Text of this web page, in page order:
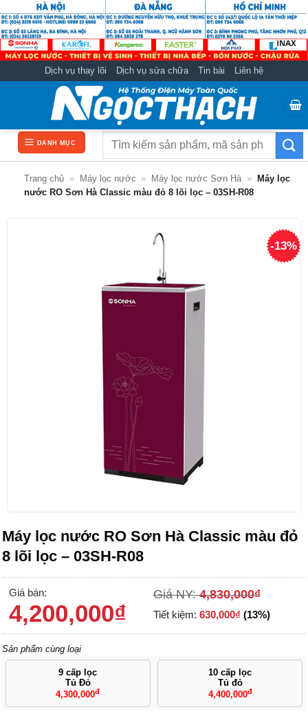
qua
nội
dung
Dịch vụ thay lõi Dịch vụ sửa chữa Tin bài Liên hệ
DANH MỤC
Tìm
Trang chủ » Máy lọc nước » Máy lọc nước Sơn Hà »
Máy lọc
nước RO Sơn Hà Classic màu đỏ 8 lõi lọc – 03SH-R08
-13%
Máy lọc nước RO Sơn Hà Classic màu đỏ
8 lõi lọc – 03SH-R08
Giá bán:
4,200,000₫
Giá NY:4,830,000₫
Tiết kiệm: 630,000₫ (13%)
Sản phẩm cùng loại
9 cấp lọc
Tủ Đỏ
4,300,000đ
10 cấp lọc
Tủ đỏ
4,400,000đ